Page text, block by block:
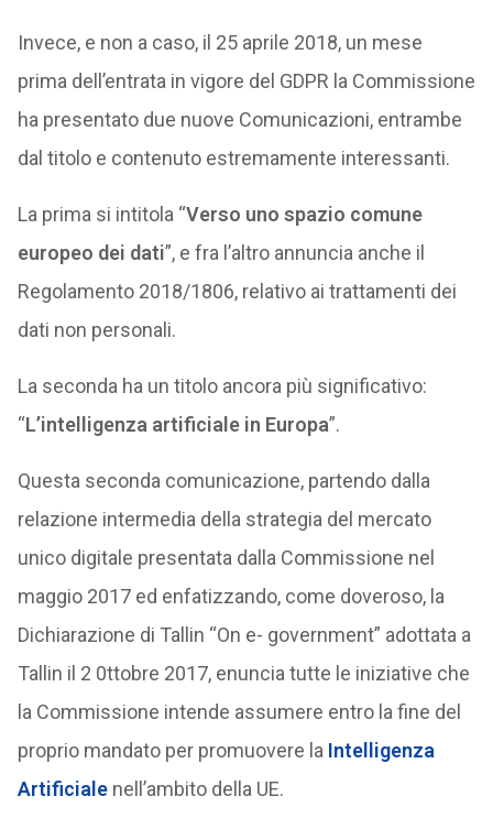
Invece, e non a caso, il 25 aprile 2018, un mese
prima dell’entrata in vigore del GDPR la Commissione
ha presentato due nuove Comunicazioni, entrambe
dal titolo e contenuto estremamente interessanti.
La prima si intitola “Verso uno spazio comune
europeo dei dati”, e fra l’altro annuncia anche il
Regolamento 2018/1806, relativo ai trattamenti dei
dati non personali.
La seconda ha un titolo ancora più significativo:
“L’intelligenza artificiale in Europa”.
Questa seconda comunicazione, partendo dalla
relazione intermedia della strategia del mercato
unico digitale presentata dalla Commissione nel
maggio 2017 ed enfatizzando, come doveroso, la
Dichiarazione di Tallin “On e- government” adottata a
Tallin il 2 0ttobre 2017, enuncia tutte le iniziative che
la Commissione intende assumere entro la fine del
proprio mandato per promuovere la Intelligenza
Artificialenell’ambito della UE.